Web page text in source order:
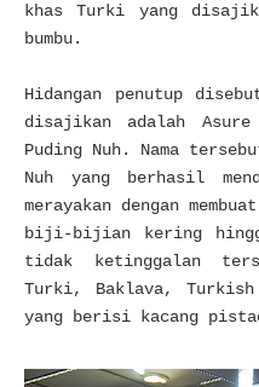
khas Turki yang
bumbu.
Hidangan penutup
disajikan adalah
Puding Nuh. Nama
Nuh yang berhasil
merayakan dengan
biji-bijian kering
tidak ketinggalan
Turki, Baklava,
yang berisi kacang